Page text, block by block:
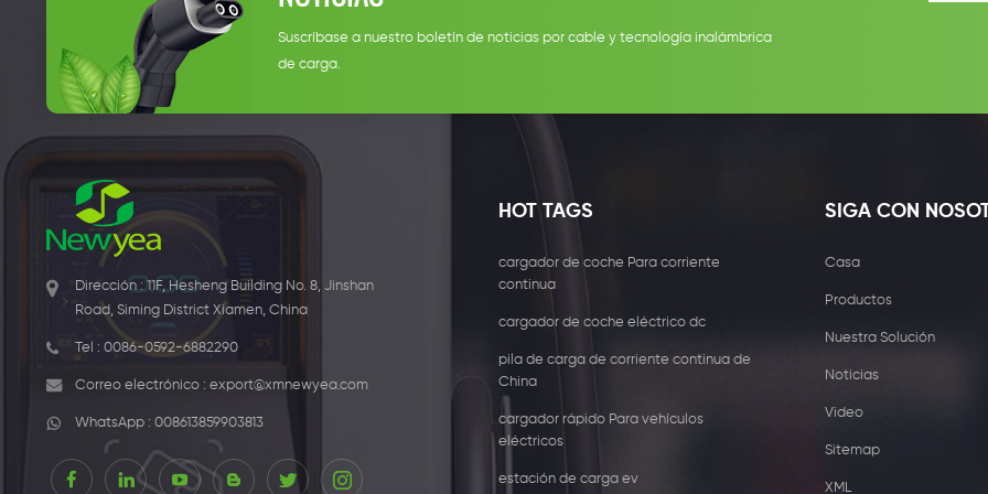
Suscríbase a nuestro boletín de noticias por cable y tecnología inalámbrica
de carga.
Dirección : 11F, Hesheng Building No. 8, Jinshan
Road, Siming District Xiamen, China
Tel : 0086-0592-6882290
Correo electrónico : export@xmnewyea.com
WhatsApp : 008613859903813
HOT TAGS
cargador de coche Para corriente
continua
cargador de coche eléctrico dc
pila de carga de corriente continua de
China
cargador rápido Para vehículos
eléctricos
estación de carga ev
SIGA CON
Casa
Productos
Nuestra Solución
Noticias
Video
Sitemap
XML